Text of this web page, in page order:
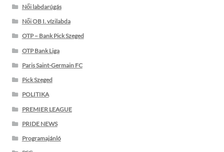
Női labdarúgás
Női OB I. vízilabda
OTP – Bank Pick Szeged
OTP Bank Liga
Paris Saint-Germain FC
Pick Szeged
POLITIKA
PREMIER LEAGUE
PRIDE NEWS
Programajánló